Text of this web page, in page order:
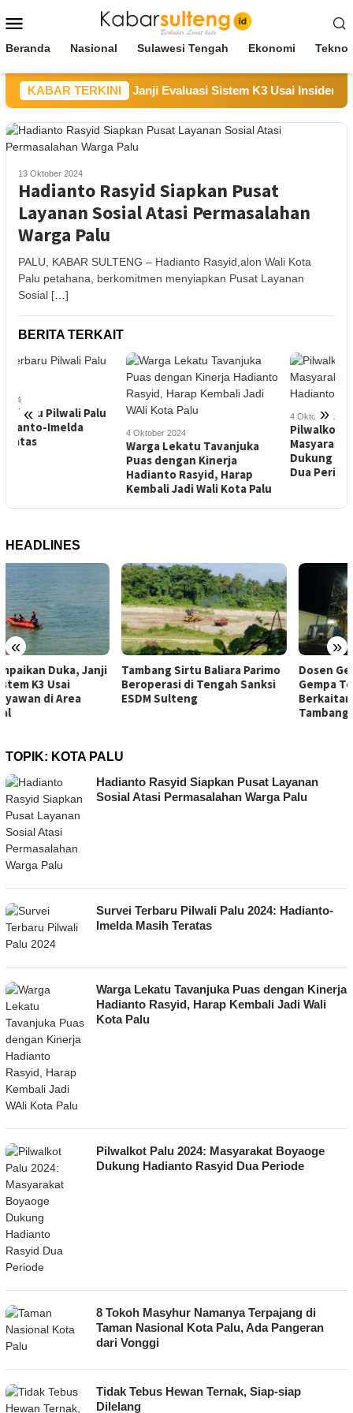
ke
Mobile
Beranda Nasional Sulawesi Tengah Ekonomi
KABAR TERKINI
Duka, Janji Evaluasi Sistem K3 Usai Insiden
13 Oktober 2024
Hadianto Rasyid Siapkan Pusat
Layanan Sosial Atasi Permasalahan
Warga Palu
PALU, KABAR SULTENG – Hadianto Rasyid,alon Wali Kota
Palu petahana, berkomitmen menyiapkan Pusat Layanan
Sosial […]
BERITA TERKAIT
« »
4 Oktober 2024
Warga Lekatu Tavanjuka
Puas dengan Kinerja
Hadianto Rasyid, Harap
Kembali Jadi Wali Kota Palu
4 Oktober 2024
Pilwalkot Palu 2024:
Masyarakat Boyaoge
Dukung Hadianto Rasyid
Dua Periode
HEADLINES
« »
Tambang Sirtu Baliara Parimo
Beroperasi di Tengah Sanksi
ESDM Sulteng
Dosen Geofisika Untad:
Gempa Tektonik Tak
Berkaitan dengan Aktivitas
Tambang Bawah Tanah
TOPIK: KOTA PALU
Hadianto Rasyid Siapkan Pusat Layanan
Sosial Atasi Permasalahan Warga Palu
Survei Terbaru Pilwali Palu 2024: Hadianto-
Imelda Masih Teratas
Warga Lekatu Tavanjuka Puas dengan Kinerja
Hadianto Rasyid, Harap Kembali Jadi Wali
Kota Palu
Pilwalkot Palu 2024: Masyarakat Boyaoge
Dukung Hadianto Rasyid Dua Periode
8 Tokoh Masyhur Namanya Terpajang di
Taman Nasional Kota Palu, Ada Pangeran
dari Vonggi
Tidak Tebus Hewan Ternak, Siap-siap
Dilelang